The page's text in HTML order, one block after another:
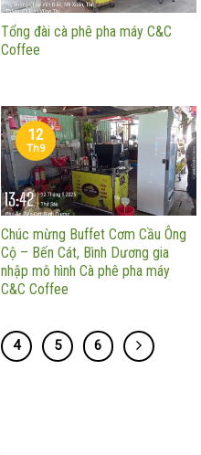
Tổng đài cà phê pha máy C&C
Coffee
Chúc mừng Buffet Cơm Cầu Ông
Cộ – Bến Cát, Bình Dương gia
nhập mô hình Cà phê pha máy
C&C Coffee
12
Th9
4 5 6